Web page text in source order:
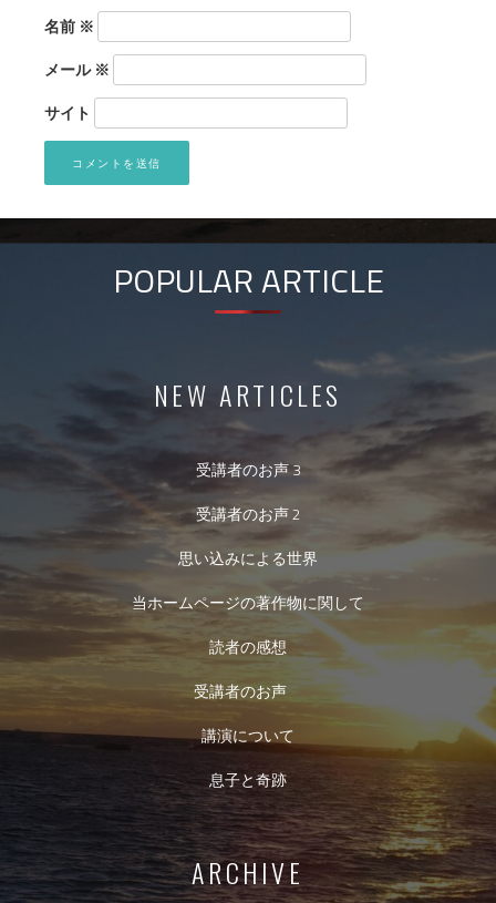
名前 ※
メール※
サイト
POPULAR ARTICLE
NEW ARTICLES
受講者のお声 3
受講者のお声 2
思い込みによる世界
当ホームページの著作物に関して
読者の感想
受講者のお声
講演について
息子と奇跡
ARCHIVE